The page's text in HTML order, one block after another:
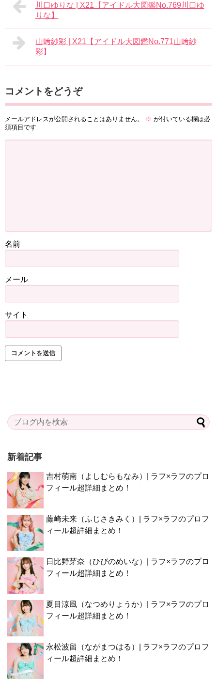
川口ゆりな | X21【アイドル大図鑑No.769川口ゆ
りな】
山﨑紗彩 | X21【アイドル大図鑑No.771山﨑紗
彩】
コメントをどうぞ
メールアドレスが公開されることはありません。 ※ が付いている欄は必
須項目です
名前
メール
サイト
新着記事
吉村萌南（よしむらもなみ）| ラフ×ラフのプロ
フィール超詳細まとめ！
藤崎未来（ふじさきみく）| ラフ×ラフのプロフ
ィール超詳細まとめ！
日比野芽奈（ひびのめいな）| ラフ×ラフのプロ
フィール超詳細まとめ！
夏目涼風（なつめりょうか）| ラフ×ラフのプロ
フィール超詳細まとめ！
永松波留（ながまつはる）| ラフ×ラフのプロフ
ィール超詳細まとめ！